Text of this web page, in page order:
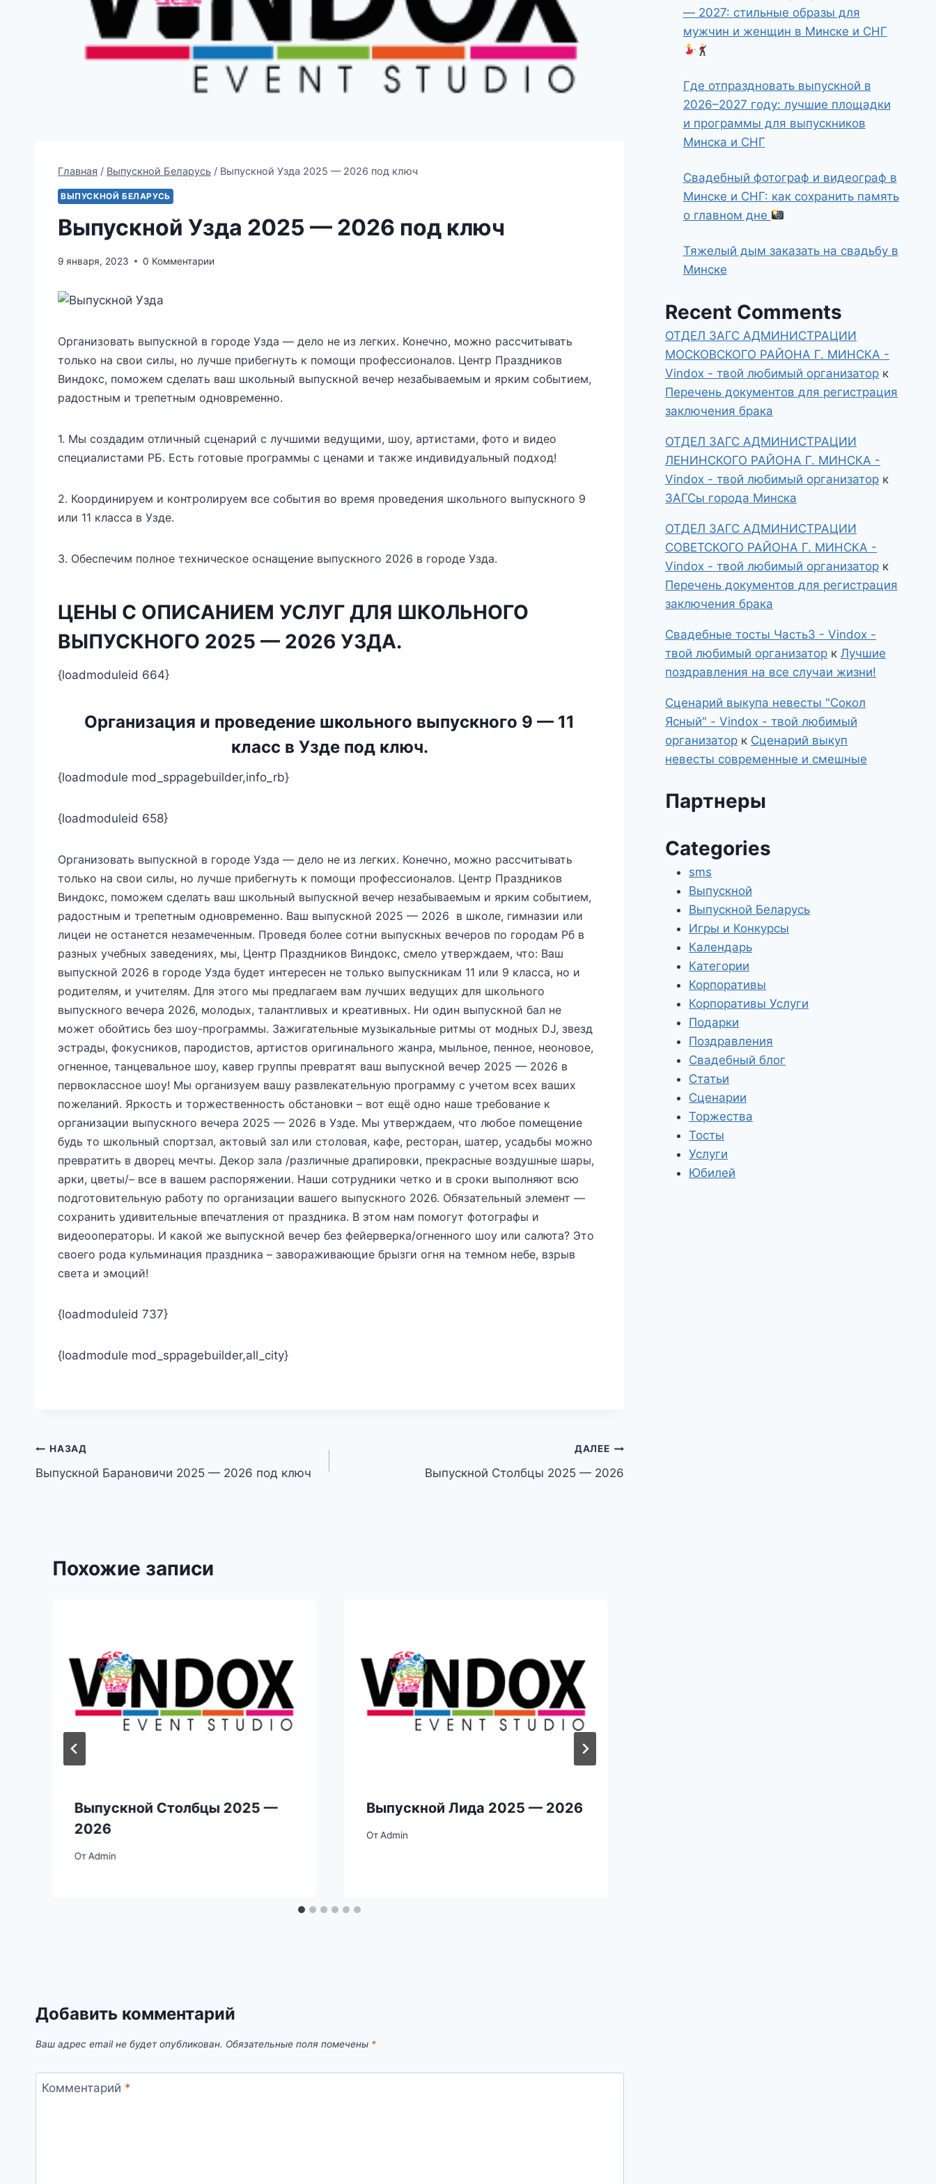
Главная / Выпускной Беларусь / Выпускной Узда 2025 — 2026 под ключ
ВЫПУСКНОЙ БЕЛАРУСЬ
Выпускной Узда 2025 — 2026 под ключ
9 января, 2023 0 Комментарии
Организовать выпускной в городе Узда — дело не из легких. Конечно, можно рассчитывать
только на свои силы, но лучше прибегнуть к помощи профессионалов. Центр Праздников
Виндокс, поможем сделать ваш школьный выпускной вечер незабываемым и ярким событием,
радостным и трепетным одновременно.
1. Мы создадим отличный сценарий с лучшими ведущими, шоу, артистами, фото и видео
специалистами РБ. Есть готовые программы с ценами и также индивидуальный подход!
2. Координируем и контролируем все события во время проведения школьного выпускного 9
или 11 класса в Узде.
3. Обеспечим полное техническое оснащение выпускного 2026 в городе Узда.
ЦЕНЫ С ОПИСАНИЕМ УСЛУГ ДЛЯ ШКОЛЬНОГО
ВЫПУСКНОГО 2025 — 2026 УЗДА.
{loadmoduleid 664}
Организация и проведение школьного выпускного 9 — 11
класс в Узде под ключ.
{loadmodule mod_sppagebuilder,info_rb}
{loadmoduleid 658}
Организовать выпускной в городе Узда — дело не из легких. Конечно, можно рассчитывать
только на свои силы, но лучше прибегнуть к помощи профессионалов. Центр Праздников
Виндокс, поможем сделать ваш школьный выпускной вечер незабываемым и ярким событием,
радостным и трепетным одновременно. Ваш выпускной 2025 — 2026 в школе, гимназии или
лицеи не останется незамеченным. Проведя более сотни выпускных вечеров по городам Рб в
разных учебных заведениях, мы, Центр Праздников Виндокс, смело утверждаем, что: Ваш
выпускной 2026 в городе Узда будет интересен не только выпускникам 11 или 9 класса, но и
родителям, и учителям. Для этого мы предлагаем вам лучших ведущих для школьного
выпускного вечера 2026, молодых, талантливых и креативных. Ни один выпускной бал не
может обойтись без шоу-программы. Зажигательные музыкальные ритмы от модных DJ, звезд
эстрады, фокусников, пародистов, артистов оригинального жанра, мыльное, пенное, неоновое,
огненное, танцевальное шоу, кавер группы превратят ваш выпускной вечер 2025 — 2026 в
первоклассное шоу! Мы организуем вашу развлекательную программу с учетом всех ваших
пожеланий. Яркость и торжественность обстановки – вот ещё одно наше требование к
организации выпускного вечера 2025 — 2026 в Узде. Мы утверждаем, что любое помещение
будь то школьный спортзал, актовый зал или столовая, кафе, ресторан, шатер, усадьбы можно
превратить в дворец мечты. Декор зала /различные драпировки, прекрасные воздушные шары,
арки, цветы/– все в вашем распоряжении. Наши сотрудники четко и в сроки выполняют всю
подготовительную работу по организации вашего выпускного 2026. Обязательный элемент —
сохранить удивительные впечатления от праздника. В этом нам помогут фотографы и
видеооператоры. И какой же выпускной вечер без фейерверка/огненного шоу или салюта? Это
своего рода кульминация праздника – завораживающие брызги огня на темном небе, взрыв
света и эмоций!
{loadmoduleid 737}
{loadmodule mod_sppagebuilder,all_city}
Навигация
по
НАЗАД
Выпускной Барановичи 2025 — 2026 под ключ
ДАЛЕЕ
Выпускной Столбцы 2025 — 2026
Похожие записи
Выпускной Столбцы 2025 —
2026
ОтAdmin
Выпускной Лида 2025 — 2026
От Admin
Добавить комментарий
Ваш адрес email не будет опубликован. Обязательные поля помечены *
Комментарий *
— 2027: стильные образы для
мужчин и женщин в Минске и СНГ
Где отпраздновать выпускной в
2026–2027 году: лучшие площадки
и программы для выпускников
Минска и СНГ
Свадебный фотограф и видеограф в
Минске и СНГ: как сохранить память
о главном дне
Тяжелый дым заказать на свадьбу в
Минске
Recent Comments
ОТДЕЛ ЗАГС АДМИНИСТРАЦИИ
МОСКОВСКОГО РАЙОНА Г. МИНСКА -
Vindox - твой любимый организатор к
Перечень документов для регистрация
заключения брака
ОТДЕЛ ЗАГС АДМИНИСТРАЦИИ
ЛЕНИНСКОГО РАЙОНА Г. МИНСКА -
Vindox - твой любимый организатор к
ЗАГСы города Минска
ОТДЕЛ ЗАГС АДМИНИСТРАЦИИ
СОВЕТСКОГО РАЙОНА Г. МИНСКА -
Vindox - твой любимый организатор к
Перечень документов для регистрация
заключения брака
Свадебные тосты Часть3 - Vindox -
твой любимый организатор кЛучшие
поздравления на все случаи жизни!
Сценарий выкупа невесты "Сокол
Ясный" - Vindox - твой любимый
организатор к Сценарий выкуп
невесты современные и смешные
Партнеры
Categories
sms
Выпускной
Выпускной Беларусь
Игры и Конкурсы
Календарь
Категории
Корпоративы
Корпоративы Услуги
Подарки
Поздравления
Свадебный блог
Статьи
Сценарии
Торжества
Тосты
Услуги
Юбилей